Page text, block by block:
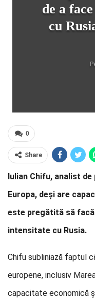
de a
cu
0
Share
Iulian Chifu, analist
Europa, deși are
este pregătită să
intensitate cu Rusia.
Chifu subliniază faptul
europene, inclusiv
capacitate economică